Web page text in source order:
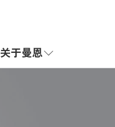
关于曼恩